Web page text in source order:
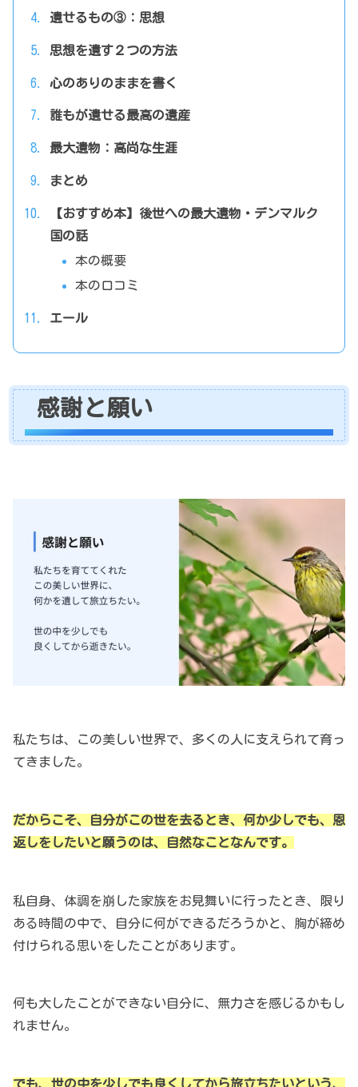
遺せるもの③：思想
思想を遺す２つの方法
心のありのままを書く
誰もが遺せる最高の遺産
最大遺物：高尚な生涯
まとめ
【おすすめ本】後世への最大遺物・デンマルク
国の話
本の概要
本の口コミ
エール
感謝と願い
私たちは、この美しい世界で、多くの人に支えられて育っ
てきました。
だからこそ、自分がこの世を去るとき、何か少しでも、恩
返しをしたいと願うのは、自然なことなんです。
私自身、体調を崩した家族をお見舞いに行ったとき、限り
ある時間の中で、自分に何ができるだろうかと、胸が締め
付けられる思いをしたことがあります。
何も大したことができない自分に、無力さを感じるかもし
れません。
でも、世の中を少しでも良くしてから旅立ちたいという、